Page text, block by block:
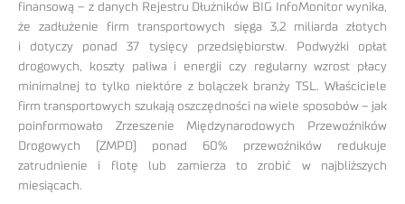
finansową – z danych Rejestru Dłużników BIG InfoMonitor wynika,
że zadłużenie firm transportowych sięga 3,2 miliarda złotych
i dotyczy ponad 37 tysięcy przedsiębiorstw. Podwyżki opłat
drogowych, koszty paliwa i energii czy regularny wzrost płacy
minimalnej to tylko niektóre z bolączek branży TSL. Właściciele
firm transportowych szukają oszczędności na wiele sposobów – jak
poinformowało Zrzeszenie Międzynarodowych Przewoźników
Drogowych (ZMPD) ponad 60% przewoźników redukuje
zatrudnienie i flotę lub zamierza to zrobić w najbliższych
miesiącach.